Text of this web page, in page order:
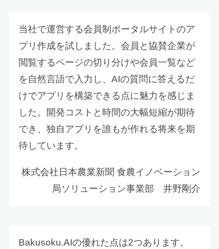
当社で運営する会員制ポータルサイトのア
プリ作成を試しました。会員と協賛企業が
閲覧するページの切り分けや会員一覧など
を自然言語で入力し、AIの質問に答えるだ
けでアプリを構築できる点に魅力を感じま
した。開発コストと時間の大幅短縮が期待
でき、独自アプリを誰もが作れる将来を期
待しています。
株式会社日本農業新聞 食農イノベーション
局ソリューション事業部 井野剛介
Bakusoku.AIの優れた点は2つあります。